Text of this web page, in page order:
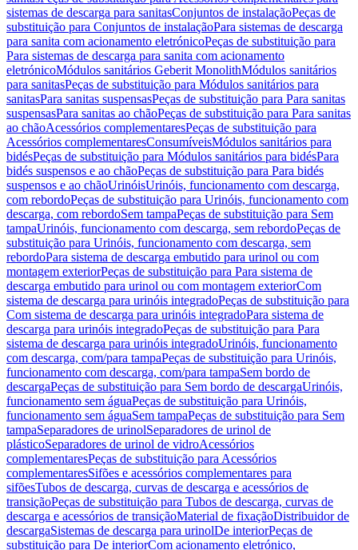
sistemas de descarga para sanitasConjuntos de instalaçãoPeças de
substituição para Conjuntos de instalaçãoPara sistemas de descarga
para sanita com acionamento eletrónicoPeças de substituição para
Para sistemas de descarga para sanita com acionamento
eletrónicoMódulos sanitários Geberit MonolithMódulos sanitários
para sanitasPeças de substituição para Módulos sanitários para
sanitasPara sanitas suspensasPeças de substituição para Para sanitas
suspensasPara sanitas ao chãoPeças de substituição para Para sanitas
ao chãoAcessórios complementaresPeças de substituição para
Acessórios complementaresConsumíveisMódulos sanitários para
bidésPeças de substituição para Módulos sanitários para bidésPara
bidés suspensos e ao chãoPeças de substituição para Para bidés
suspensos e ao chãoUrinóisUrinóis, funcionamento com descarga,
com rebordoPeças de substituição para Urinóis, funcionamento com
descarga, com rebordoSem tampaPeças de substituição para Sem
tampaUrinóis, funcionamento com descarga, sem rebordoPeças de
substituição para Urinóis, funcionamento com descarga, sem
rebordoPara sistema de descarga embutido para urinol ou com
montagem exteriorPeças de substituição para Para sistema de
descarga embutido para urinol ou com montagem exteriorCom
sistema de descarga para urinóis integradoPeças de substituição para
Com sistema de descarga para urinóis integradoPara sistema de
descarga para urinóis integradoPeças de substituição para Para
sistema de descarga para urinóis integradoUrinóis, funcionamento
com descarga, com/para tampaPeças de substituição para Urinóis,
funcionamento com descarga, com/para tampaSem bordo de
descargaPeças de substituição para Sem bordo de descargaUrinóis,
funcionamento sem águaPeças de substituição para Urinóis,
funcionamento sem águaSem tampaPeças de substituição para Sem
tampaSeparadores de urinolSeparadores de urinol de
plásticoSeparadores de urinol de vidroAcessórios
complementaresPeças de substituição para Acessórios
complementaresSifões e acessórios complementares para
sifõesTubos de descarga, curvas de descarga e acessórios de
transiçãoPeças de substituição para Tubos de descarga, curvas de
descarga e acessórios de transiçãoMaterial de fixaçãoDistribuidor de
descargaSistemas de descarga para urinolDe interiorPeças de
substituição para De interiorCom acionamento eletrónico,